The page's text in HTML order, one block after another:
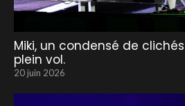
Miki, un condensé de
plein vol.
20 juin 2026